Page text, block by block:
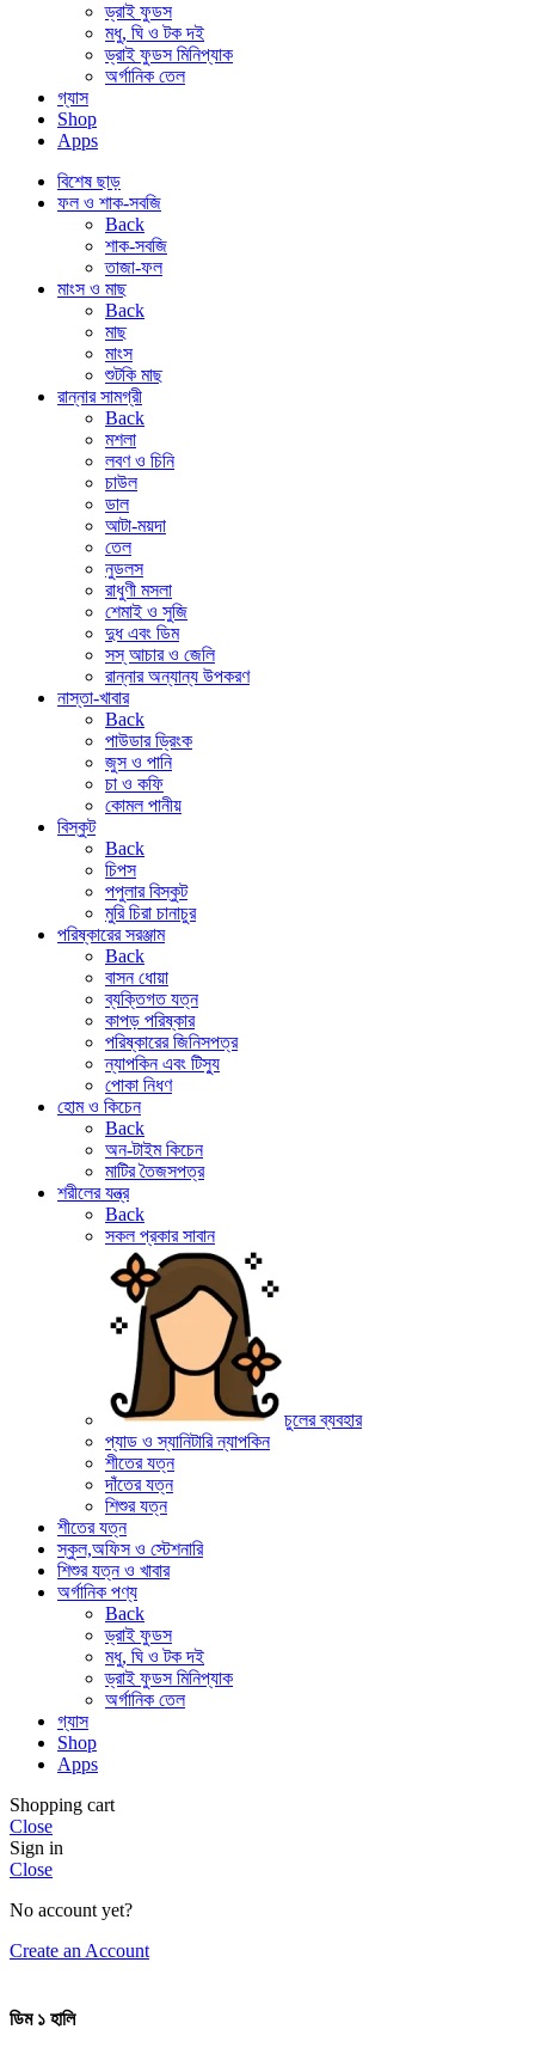
ড্রাই ফুডস
মধু, ঘি ও টক দই
ড্রাই ফুডস মিনিপ্যাক
অর্গানিক তেল
গ্যাস
Shop
Apps
বিশেষ ছাড়
ফল ও শাক-সবজি
Back
শাক-সবজি
তাজা-ফল
মাংস ও মাছ
Back
মাছ
মাংস
শুটকি মাছ
রান্নার সামগ্রী
Back
মশলা
লবণ ও চিনি
চাউল
ডাল
আটা-ময়দা
তেল
নুডলস
রাধুণী মসলা
শেমাই ও সুজি
দুধ এবং ডিম
সস্ আচার ও জেলি
রান্নার অন্যান্য উপকরণ
নাস্তা-খাবার
Back
পাউডার ড্রিংক
জুস ও পানি
চা ও কফি
কোমল পানীয়
বিস্কুট
Back
চিপস
পপুলার বিস্কুট
মুরি চিরা চানাচুর
পরিষ্কারের সরঞ্জাম
Back
বাসন ধোয়া
ব্যক্তিগত যত্ন
কাপড় পরিষ্কার
পরিষ্কারের জিনিসপত্র
ন্যাপকিন এবং টিস্যু
পোকা নিধণ
হোম ও কিচেন
Back
অন-টাইম কিচেন
মাটির তৈজসপত্র
শরীলের যন্ত্র
Back
সকল প্রকার সাবান
চুলের ব্যবহার
প্যাড ও স্যানিটারি ন্যাপকিন
শীতের যত্ন
দাঁতের যত্ন
শিশুর যত্ন
শীতের যত্ন
স্কুল,অফিস ও স্টেশনারি
শিশুর যত্ন ও খাবার
অর্গানিক পণ্য
Back
ড্রাই ফুডস
মধু, ঘি ও টক দই
ড্রাই ফুডস মিনিপ্যাক
অর্গানিক তেল
গ্যাস
Shop
Apps
Shopping cart
Close
Sign in
Close
No account yet?
Create an Account
ডিম ১ হালি